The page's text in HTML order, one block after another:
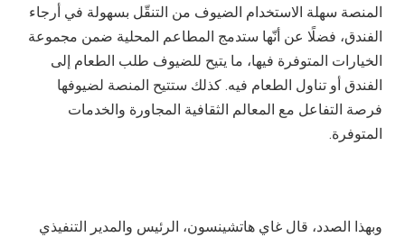
المنصة سهلة الاستخدام الضيوف من التنقّل بسهولة في أرجاء
الفندق، فضلًا عن أنّها ستدمج المطاعم المحلية ضمن مجموعة
الخيارات المتوفرة فيها، ما يتيح للضيوف طلب الطعام إلى
الفندق أو تناول الطعام فيه. كذلك ستتيح المنصة لضيوفها
فرصة التفاعل مع المعالم الثقافية المجاورة والخدمات
المتوفرة.
وبهذا الصدد، قال غاي هاتشينسون، الرئيس والمدير التنفيذي